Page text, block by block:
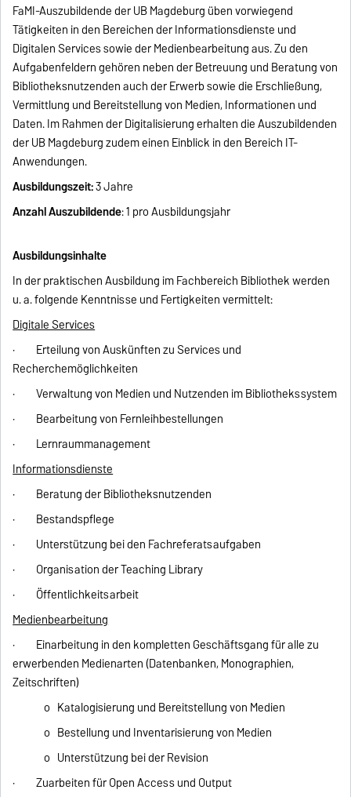
FaMI-Auszubildende der UB Magdeburg üben vorwiegend
Tätigkeiten in den Bereichen der Informationsdienste und
Digitalen Services sowie der Medienbearbeitung aus. Zu den
Aufgabenfeldern gehören neben der Betreuung und Beratung von
Bibliotheksnutzenden auch der Erwerb sowie die Erschließung,
Vermittlung und Bereitstellung von Medien, Informationen und
Daten. Im Rahmen der Digitalisierung erhalten die Auszubildenden
der UB Magdeburg zudem einen Einblick in den Bereich IT-
Anwendungen.
Ausbildungszeit:3 Jahre
Anzahl Auszubildende: 1 pro Ausbildungsjahr
Ausbildungsinhalte
In der praktischen Ausbildung im Fachbereich Bibliothek werden
u. a. folgende Kenntnisse und Fertigkeiten vermittelt:
Digitale Services
· Erteilung von Auskünften zu Services und
Recherchemöglichkeiten
· Verwaltung von Medien und Nutzenden im Bibliothekssystem
· Bearbeitung von Fernleihbestellungen
· Lernraummanagement
Informationsdienste
· Beratung der Bibliotheksnutzenden
· Bestandspflege
· Unterstützung bei den Fachreferatsaufgaben
· Organisation der Teaching Library
· Öffentlichkeitsarbeit
Medienbearbeitung
· Einarbeitung in den kompletten Geschäftsgang für alle zu
erwerbenden Medienarten (Datenbanken, Monographien,
Zeitschriften)
o Katalogisierung und Bereitstellung von Medien
o Bestellung und Inventarisierung von Medien
o Unterstützung bei der Revision
· Zuarbeiten für Open Access und Output